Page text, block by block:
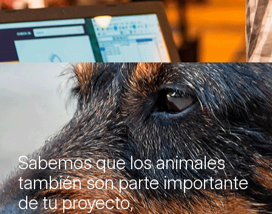
Sabemos que los animales
también son parte importante
de tu proyecto,